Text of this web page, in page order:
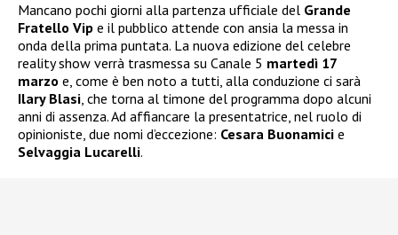
Mancano pochi giorni alla partenza ufficiale del Grande
Fratello Vip e il pubblico attende con ansia la messa in
onda della prima puntata. La nuova edizione del celebre
reality show verrà trasmessa su Canale 5 martedì 17
marzo e, come è ben noto a tutti, alla conduzione ci sarà
Ilary Blasi, che torna al timone del programma dopo alcuni
anni di assenza. Ad affiancare la presentatrice, nel ruolo di
opinioniste, due nomi d’eccezione: Cesara Buonamici e
Selvaggia Lucarelli.